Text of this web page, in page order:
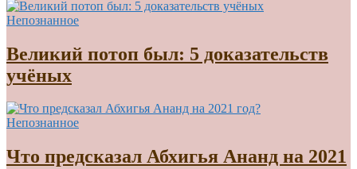
Непознанное
Великий потоп был: 5 доказательств
учёных
Непознанное
Что предсказал Абхигья Ананд на 2021